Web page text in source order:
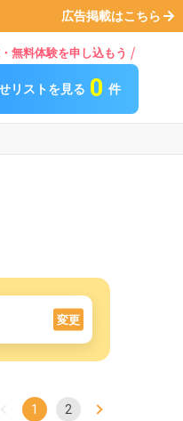
広告掲載はこちら
無料体験を申し込もう
リストを見る 0 件
変更
1 2